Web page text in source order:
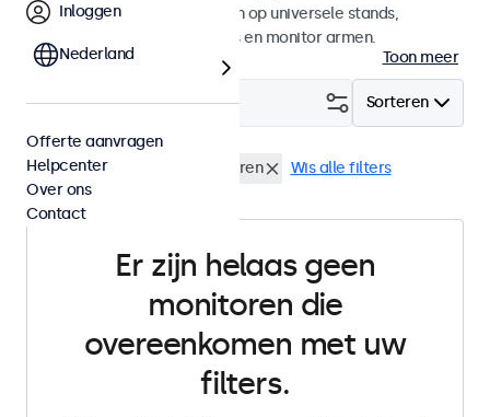
daarmee aangesloten worden op universele stands,
plafondhouders, muurbeugels en monitor armen.
Toon meer
Sorteren
Filter (0)
VESA 75 x 75 22 inch monitoren Wis alle filters
Er zijn helaas geen
monitoren die
overeenkomen met uw
filters.
Inloggen
Nederland
Offerte aanvragen
Helpcenter
Over ons
Contact